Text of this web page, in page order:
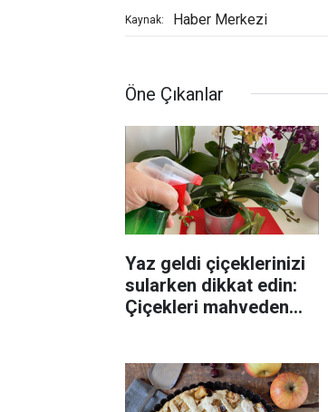
Kaynak: Haber Merkezi
Öne Çıkanlar
Yaz geldi çiçeklerinizi
sularken dikkat edin:
Çiçekleri mahveden